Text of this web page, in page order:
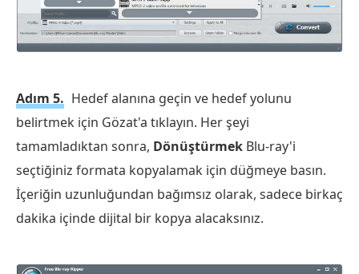
Adım 5. Hedef alanına geçin ve hedef yolunu
belirtmek için Gözat'a tıklayın. Her şeyi
tamamladıktan sonra, Dönüştürmek Blu-ray'i
seçtiğiniz formata kopyalamak için düğmeye basın.
İçeriğin uzunluğundan bağımsız olarak, sadece birkaç
dakika içinde dijital bir kopya alacaksınız.